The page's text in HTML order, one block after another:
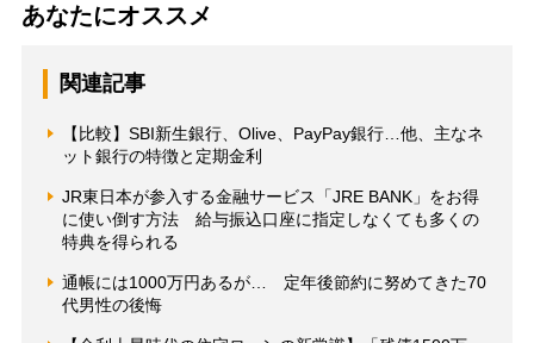
あなたにオススメ
関連記事
【比較】SBI新生銀行、Olive、PayPay銀行…他、主なネ
ット銀行の特徴と定期金利
JR東日本が参入する金融サービス「JRE BANK」をお得
に使い倒す方法 給与振込口座に指定しなくても多くの
特典を得られる
通帳には1000万円あるが… 定年後節約に努めてきた70
代男性の後悔